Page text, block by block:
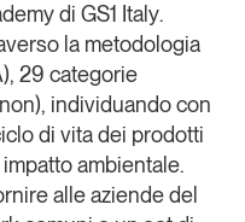
di GS1 Italy.
la metodologia
29 categorie
individuando con
di vita dei prodotti
ambientale.
alle aziende del